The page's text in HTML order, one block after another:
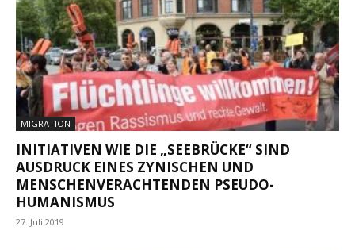
MIGRATION
INITIATIVEN WIE DIE „SEEBRÜCKE“ SIND
AUSDRUCK EINES ZYNISCHEN UND
MENSCHENVERACHTENDEN PSEUDO-
HUMANISMUS
27. Juli 2019